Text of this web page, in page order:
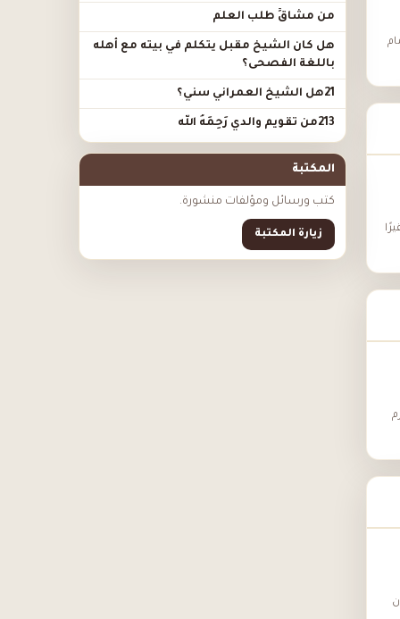
أن
من مشاقِّ طلب العلم
هل كان الشيخ مقبل يتكلم في بيته مع أهله
باللغة الفصحى؟
21هل الشيخ العمراني سني؟
213من تقويم والدي رَحِمَهُ الله
المكتبة
كتب ورسائل ومؤلفات منشورة.
زيارة المكتبة